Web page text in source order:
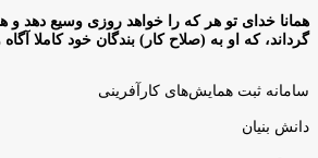
همانا خدای تو هر که را خواهد روزی وسیع دهد و
گرداند، که او به (صلاح کار) بندگان خود کاملا
سامانه ثبت همایش‌های کارآفرینی
دانش‌ بنیان‌